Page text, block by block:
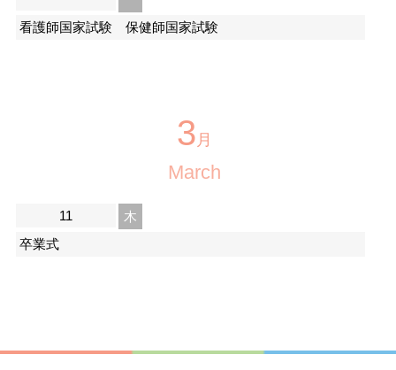
看護師国家試験 保健師国家試験
3 月
March
11
木
卒業式